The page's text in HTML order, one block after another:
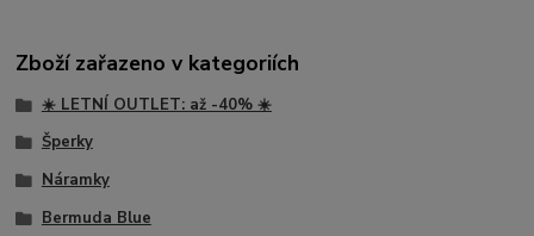
Zboží zařazeno v kategoriích
☀️ LETNÍ OUTLET: až -40% ☀️
Šperky
Náramky
Bermuda Blue